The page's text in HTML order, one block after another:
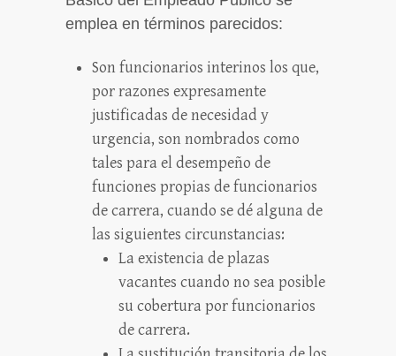
emplea en términos parecidos:
Son funcionarios interinos los que,
por razones expresamente
justificadas de necesidad y
urgencia, son nombrados como
tales para el desempeño de
funciones propias de funcionarios
de carrera, cuando se dé alguna de
las siguientes circunstancias:
La existencia de plazas
vacantes cuando no sea posible
su cobertura por funcionarios
de carrera.